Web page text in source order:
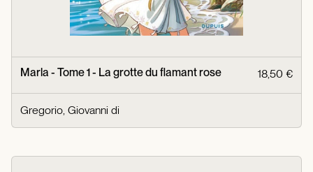
Marla - Tome 1 - La grotte du flamant rose 18,50 €
Gregorio, Giovanni di